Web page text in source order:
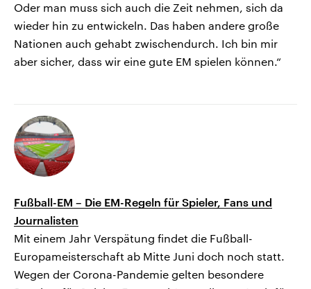
Oder man muss sich auch die Zeit nehmen, sich da
wieder hin zu entwickeln. Das haben andere große
Nationen auch gehabt zwischendurch. Ich bin mir
aber sicher, dass wir eine gute EM spielen können.“
Fußball-EM – Die EM-Regeln für Spieler, Fans und
Journalisten
Mit einem Jahr Verspätung findet die Fußball-
Europameisterschaft ab Mitte Juni doch noch statt.
Wegen der Corona-Pandemie gelten besondere